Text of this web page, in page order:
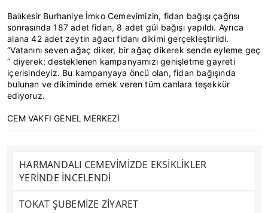
Balıkesir Burhaniye İmko Cemevimizin, fidan bağışı çağrısı
sonrasında 187 adet fidan, 8 adet gül bağışı yapıldı. Ayrıca
alana 42 adet zeytin ağacı fidanı dikimi gerçekleştirildi.
“Vatanını seven ağaç diker, bir ağaç dikerek sende eyleme geç
“ diyerek; desteklenen kampanyamızı genişletme gayreti
içerisindeyiz. Bu kampanyaya öncü olan, fidan bağışında
bulunan ve dikiminde emek veren tüm canlara teşekkür
ediyoruz.
CEM VAKFI GENEL MERKEZİ
HARMANDALI CEMEVİMİZDE EKSİKLİKLER
YERİNDE İNCELENDİ
TOKAT ŞUBEMİZE ZİYARET